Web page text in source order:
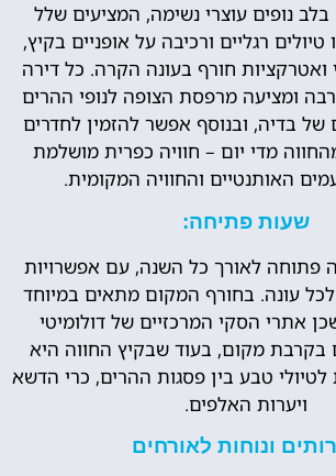
נופים עוצרי נשימה, המציעים שלל
רגליים ורכיבה על אופניים בקיץ,
ואטרקציות חורף בעונה הקרה. כל דירה
ומציעה מרפסת הצופה לנופי ההרים
של בדיה, ובנוסף אפשר להזמין לחדרים
מדי יום – חוויה כפרית מושלמת
האותנטיים והחוויה המקומית.
שעות פתיחה:
פתוחה לאורך כל השנה, עם אפשרויות
עונה. בחורף המקום מתאים במיוחד
אתרי הסקי המרכזיים של דולומיטי
בקרבת מקום, בעוד שבקיץ החווה היא
טבע בין פסגות ההרים, כרי הדשא
ויערות האלפים.
ונוחות לאורחים